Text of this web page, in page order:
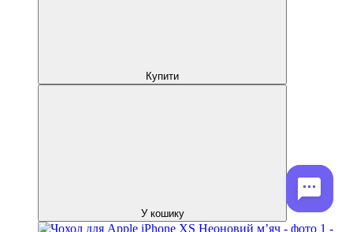
Купити
У кошику